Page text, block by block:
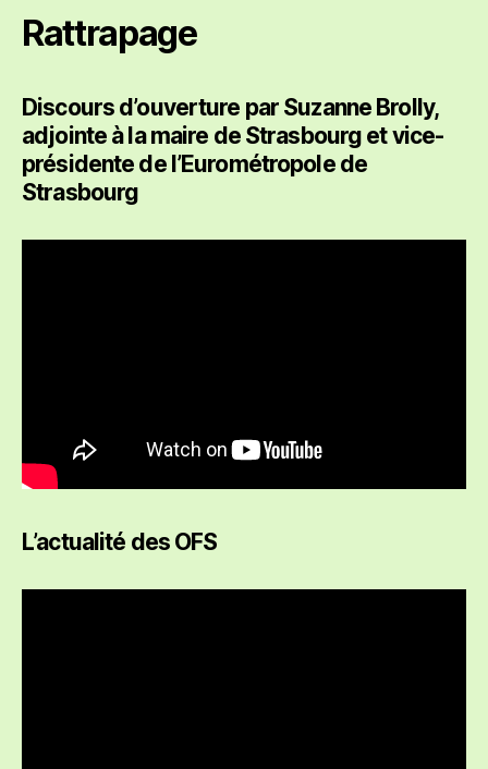
Rattrapage
Discours d’ouverture par Suzanne Brolly,
adjointe à la maire de Strasbourg et vice-
présidente de l’Eurométropole de
Strasbourg
L’actualité des OFS